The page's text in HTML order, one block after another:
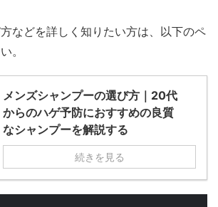
などを詳しく知りたい方は、以下のペ
。
メンズシャンプーの選び方｜20代
からのハゲ予防におすすめの良質
なシャンプーを解説する
続きを見る